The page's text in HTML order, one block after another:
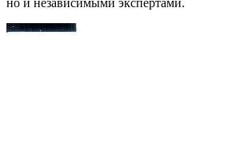
но и независимыми экспертами.